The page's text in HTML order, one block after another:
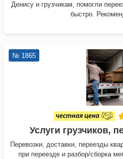
Денису и грузчикам, помогли
быстро.
№ 1865
Услуги грузчиков,
Перевозки, доставки, переезды
при переезде и разбор/сборка